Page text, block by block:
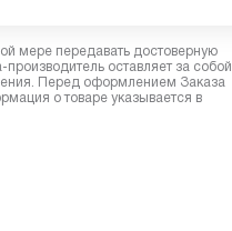
мере передавать достоверную
оставляет за собой
Перед оформлением Заказа
о товаре указывается в